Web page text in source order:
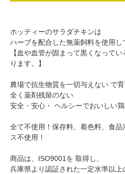
ホッティーのサラダチキンは
ハーブを配合した無薬飼料を使用し
【血や血管が固まって黒くなって
ります。】
農場で抗生物質を一切与えない で育
全く薬剤残留のない
安全・安心・ ヘルシーでおいしい鶏
全て不使用！保存料、着色料、食
ス不使用！
商品は、ISO9001を 取得し、
兵庫県より認証された一定水準以